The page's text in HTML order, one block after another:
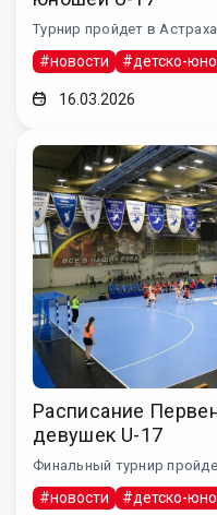
Турнир пройдет в
#новости #детско-
16.03.2026
Расписание
девушек U-17
Финальный турнир
#новости #детско-